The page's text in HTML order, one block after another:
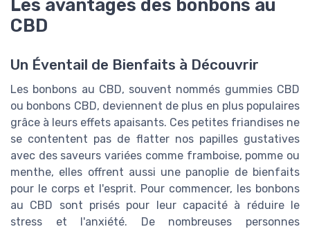
Les avantages des bonbons au
CBD
Un Éventail de Bienfaits à Découvrir
Les bonbons au CBD, souvent nommés gummies CBD
ou bonbons CBD, deviennent de plus en plus populaires
grâce à leurs effets apaisants. Ces petites friandises ne
se contentent pas de flatter nos papilles gustatives
avec des saveurs variées comme framboise, pomme ou
menthe, elles offrent aussi une panoplie de bienfaits
pour le corps et l'esprit. Pour commencer, les bonbons
au CBD sont prisés pour leur capacité à réduire le
stress et l'anxiété. De nombreuses personnes